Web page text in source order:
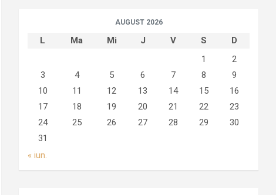
AUGUST 2026
L Ma Mi J V S
D
1
2
3
4 5 6 7 8
9
10
11 12 13 14 15
16
17
18 19 20 21 22
23
24
25 26 27 28 29
30
31
« iun.